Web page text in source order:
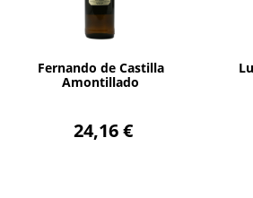
Fernando de Castilla
Amontillado
24,16 €
AÑADIR